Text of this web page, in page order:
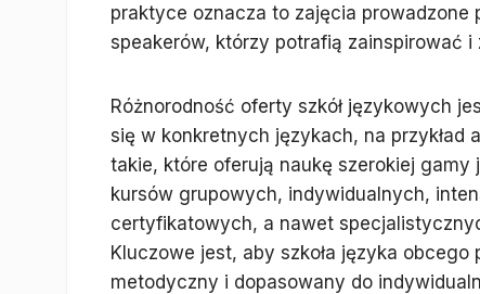
praktyce oznacza to zajęcia
speakerów, którzy potrafią zainspirować
Różnorodność oferty szkół językowych
się w konkretnych językach, na przykład
takie, które oferują naukę szerokiej
kursów grupowych, indywidualnych,
certyfikatowych, a nawet
Kluczowe jest, aby szkoła języka
metodyczny i dopasowany do